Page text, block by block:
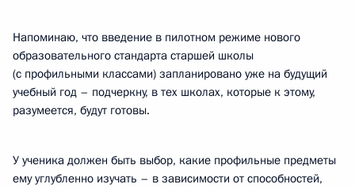
Напоминаю, что введение в пилотном режиме нового
образовательного стандарта старшей школы
(с профильными классами) запланировано уже на будущий
учебный год – подчеркну, в тех школах, которые к этому,
разумеется, будут готовы.
У ученика должен быть выбор, какие профильные предметы
ему углубленно изучать – в зависимости от способностей,